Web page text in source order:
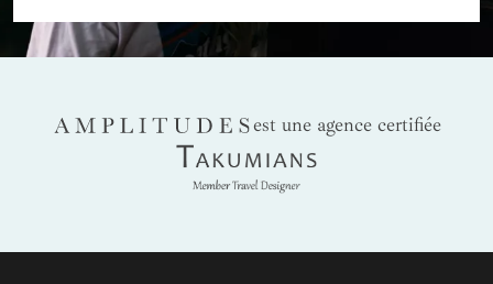
AMPLITUDES
est une agence certifiée
Takumians